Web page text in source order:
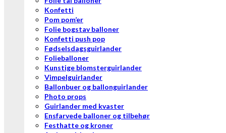
Konfetti
Pom pom’er
Folie bogstav balloner
Konfetti push pop
Fødselsdagsguirlander
Folieballoner
Kunstige blomsterguirlander
Vimpelguirlander
Ballonbuer og ballonguirlander
Photo props
Guirlander med kvaster
Ensfarvede balloner og tilbehør
Festhatte og kroner